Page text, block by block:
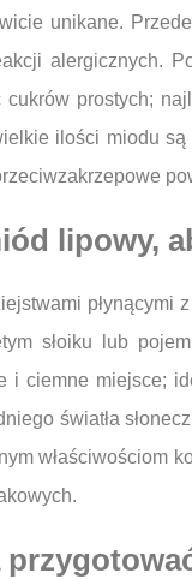
unikane.
alergicznych.
prostych;
ilości miodu
lipowy,
płynącymi
słoiku lub
i ciemne miejsce;
światła